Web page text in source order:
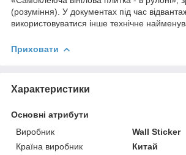
(розуміння). У документах під час
використовуватися інше технічне
Приховати
Характеристики
Основні атрибути
Виробник
Wall Sticker
Країна виробник
Китай